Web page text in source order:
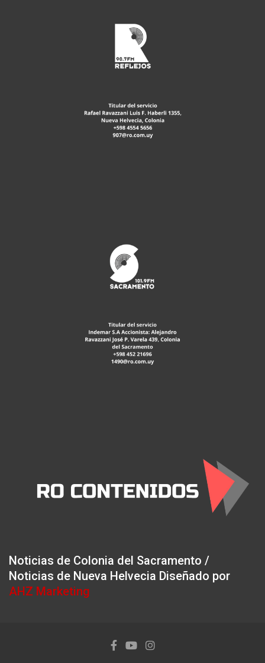
Noticias de Colonia del Sacramento /
Noticias de Nueva Helvecia Diseñado por
AHZ Marketing